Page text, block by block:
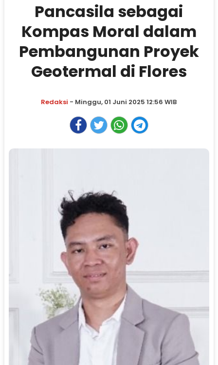
Pancasila sebagai
Kompas Moral dalam
Pembangunan Proyek
Geotermal di Flores
Redaksi - Minggu, 01 Juni 2025 12:56 WIB